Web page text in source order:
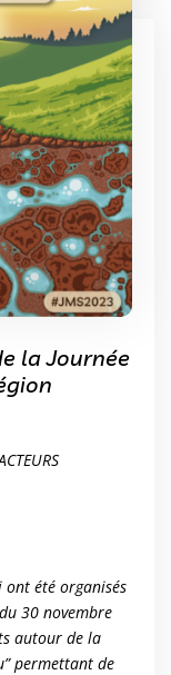
la Journée
ont été organisés
30 novembre
autour de la
permettant de